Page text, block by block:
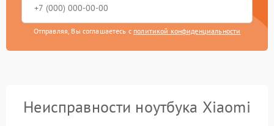
Отправляя, Вы соглашаетесь с политикой конфиденциальности
Неисправности ноутбука Xiaomi